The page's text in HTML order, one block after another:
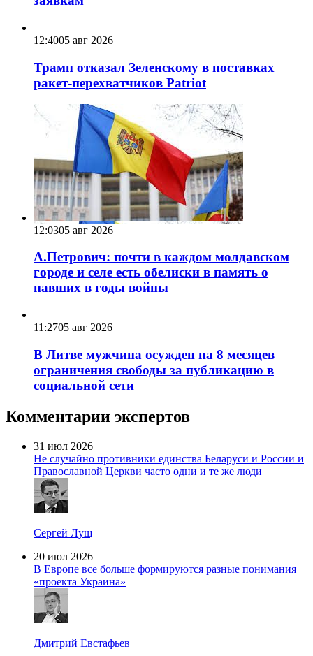
12:4005 авг 2026
Трамп отказал Зеленскому в поставках
ракет-перехватчиков Patriot
12:0305 авг 2026
А.Петрович: почти в каждом молдавском
городе и селе есть обелиски в память о
павших в годы войны
11:2705 авг 2026
В Литве мужчина осужден на 8 месяцев
ограничения свободы за публикацию в
социальной сети
Комментарии экспертов
31 июл 2026
Не случайно противники единства Беларуси и России и
Православной Церкви часто одни и те же люди
Сергей Лущ
20 июл 2026
В Европе все больше формируются разные понимания
«проекта Украина»
Дмитрий Евстафьев